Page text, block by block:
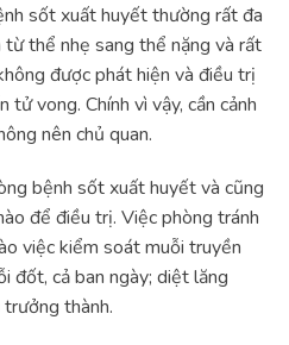
sốt xuất huyết thường rất đa
thể nhẹ sang thể nặng và rất
được phát hiện và điều trị
vong. Chính vì vậy, cần cảnh
nên chủ quan.
bệnh sốt xuất huyết và cũng
để điều trị. Việc phòng tránh
việc kiểm soát muỗi truyền
đốt, cả ban ngày; diệt lăng
thành.